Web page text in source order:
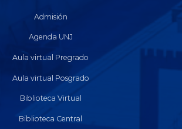
Admisión
Agenda UNJ
Aula virtual Pregrado
Aula virtual Posgrado
Biblioteca Virtual
Biblioteca Central